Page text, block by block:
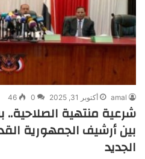
amal أكتوبر 31, 2025 0
46
شرعية منتهية الصلاحية..
بين أرشيف الجمهورية
الجديد